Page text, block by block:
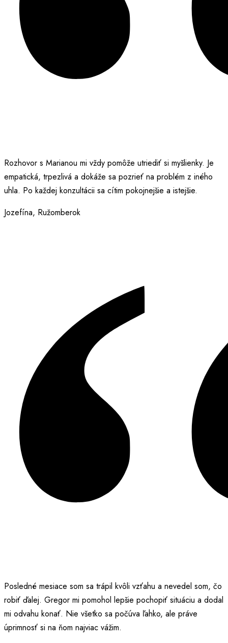
Rozhovor s Marianou mi vždy pomôže utriediť si myšlienky. Je
empatická, trpezlivá a dokáže sa pozrieť na problém z iného
uhla. Po každej konzultácii sa cítim pokojnejšie a istejšie.
Jozefína, Ružomberok
Posledné mesiace som sa trápil kvôli vzťahu a nevedel som, čo
robiť ďalej. Gregor mi pomohol lepšie pochopiť situáciu a dodal
mi odvahu konať. Nie všetko sa počúva ľahko, ale práve
úprimnosť si na ňom najviac vážim.